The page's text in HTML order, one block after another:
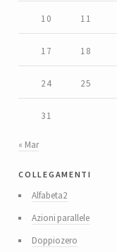
10 11
17 18
24 25
31
« Mar
collegamenti
Alfabeta2
Azioni parallele
Doppiozero